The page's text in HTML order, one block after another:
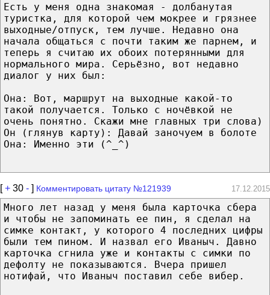
Есть у меня одна знакомая - долбанутая
туристка, для которой чем мокрее и грязнее
выходные/отпуск, тем лучше. Недавно она
начала общаться с почти таким же парнем, и
теперь я считаю их обоих потерянными для
нормального мира. Серьёзно, вот недавно
диалог у них был:
Она: Вот, маршрут на выходные какой-то
такой получается. Только с ночёвкой не
очень понятно. Скажи мне главных три слова)
Он (глянув карту): Давай заночуем в болоте
Она: Именно эти (^_^)
[+ 30 - ] Комментировать цитату №121939 17.12.2015
Много лет назад у меня была карточка сбера
и чтобы не запоминать ее пин, я сделал на
симке контакт, у которого 4 последних цифры
были тем пином. И назвал его Иваныч. Давно
карточка сгнила уже и контакты с симки по
дефолту не показываются. Вчера пришел
нотифай, что Иваныч поставил себе вибер.